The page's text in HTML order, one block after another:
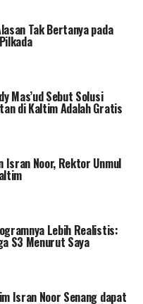
Tak Bertanya pada
Mas’ud Sebut Solusi
di Kaltim Adalah Gratis
Isran Noor, Rektor Unmul
Lebih Realistis:
S3 Menurut Saya
Isran Noor Senang dapat